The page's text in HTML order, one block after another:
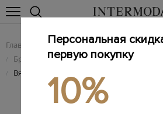
Главная Женщинам / Брендовые
/ Брендовые женские головные уборы
/ Вязаная панама с вплетенными
Персональная
первую покупку
10%